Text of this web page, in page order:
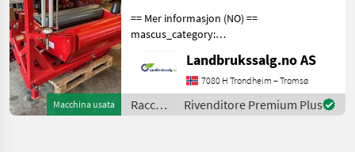
Unia
Metal-Fach
Göweil
Macchina usata
== Mer informasjon (NO) ==
mascus_category:
provide reference number
upon request: 5684 See
en.landbrukssalg.no/5684
for more images Specif
Landbrukssalg.no AS
7080 H Trondheim – Tromsø
Raccolta
mangimi
Rivenditore Premium Plus